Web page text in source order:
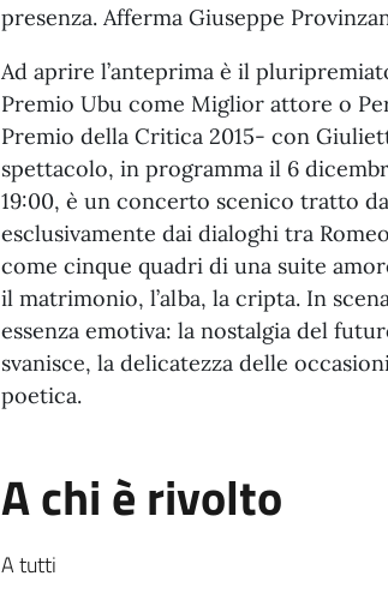
presenza. Afferma Giuseppe
Ad aprire l’anteprima è il
Premio Ubu come Miglior attore o
Premio della Critica 2015- con
spettacolo, in programma il 6
19:00, è un concerto scenico tratto
esclusivamente dai dialoghi tra
come cinque quadri di una suite
il matrimonio, l’alba, la cripta. In
essenza emotiva: la nostalgia del
svanisce, la delicatezza delle
poetica.
A chi è rivolto
A tutti